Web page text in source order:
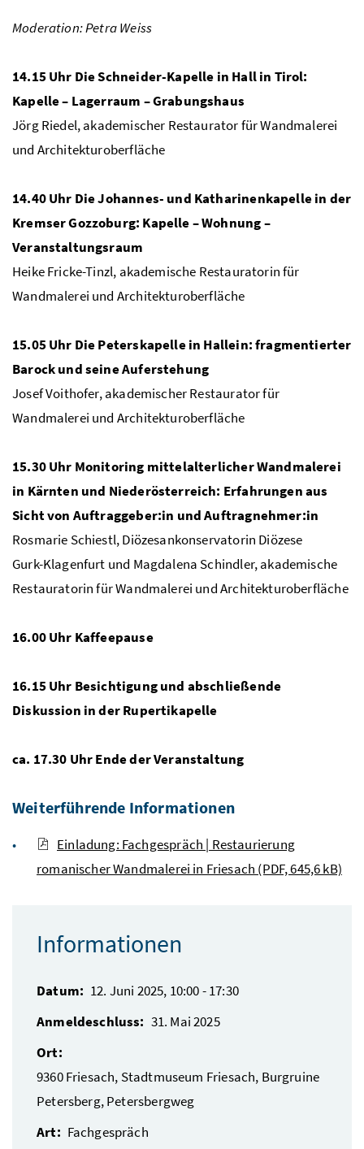
Moderation: Petra Weiss
14.15 Uhr Die Schneider-Kapelle in Hall in Tirol:
Kapelle – Lagerraum – Grabungshaus
Jörg Riedel, akademischer Restaurator für Wandmalerei
und Architekturoberfläche
14.40 Uhr Die Johannes- und Katharinenkapelle in der
Kremser Gozzoburg: Kapelle – Wohnung –
Veranstaltungsraum
Heike Fricke-Tinzl, akademische Restauratorin für
Wandmalerei und Architekturoberfläche
15.05Uhr Die Peterskapelle in Hallein: fragmentierter
Barock und seine Auferstehung
Josef Voithofer, akademischer Restaurator für
Wandmalerei und Architekturoberfläche
15.30Uhr Monitoring mittelalterlicher Wandmalerei
in Kärnten und Niederösterreich: Erfahrungen aus
Sicht von Auftraggeber:in und Auftragnehmer:in
Rosmarie Schiestl, Diözesankonservatorin Diözese
Gurk-Klagenfurt und Magdalena Schindler, akademische
Restauratorin für Wandmalerei und Architekturoberfläche
16.00Uhr Kaffeepause
16.15 Uhr Besichtigung und abschließende
Diskussion in der Rupertikapelle
ca. 17.30 Uhr Ende der Veranstaltung
Weiterführende Informationen
Einladung: Fachgespräch | Restaurierung
romanischer Wandmalerei in Friesach (PDF, 645,6 kB)
Informationen
Datum: 12. Juni 2025, 10:00-17:30
Anmeldeschluss: 31. Mai 2025
Ort:
9360Friesach, Stadtmuseum Friesach, Burgruine
Petersberg,Petersbergweg
Art: Fachgespräch